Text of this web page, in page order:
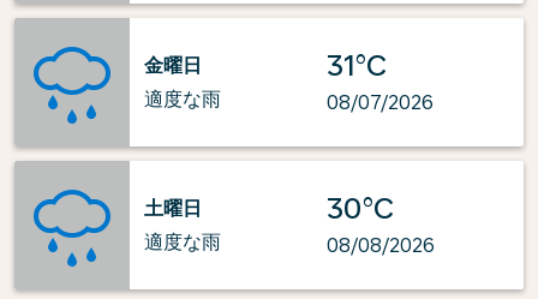
金曜日
適度な雨
31°C
08/07/2026
土曜日
適度な雨
30°C
08/08/2026